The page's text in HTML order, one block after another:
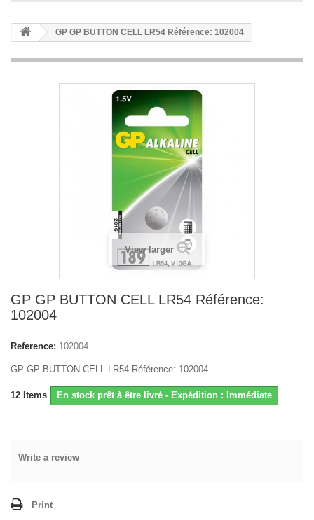
GP GP BUTTON CELL LR54 Référence: 102004
View larger
GP GP BUTTON CELL LR54 Référence:
102004
Reference: 102004
GP GP BUTTON CELL LR54 Référence: 102004
12 Items En stock prêt à être livré - Expédition : Immédiate
Write a review
Print